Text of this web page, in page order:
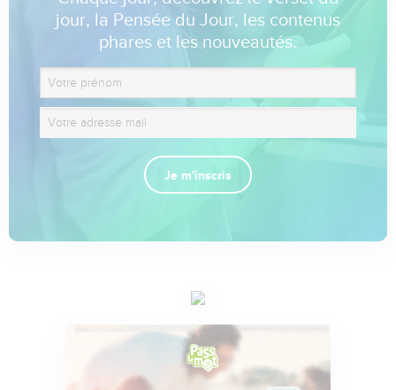
jour, la Pensée du Jour, les contenus
phares et les nouveautés.
Je m'inscris